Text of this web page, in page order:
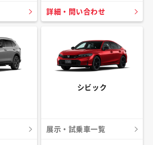
詳細・問い合わせ
シビック
展示・試乗車一覧